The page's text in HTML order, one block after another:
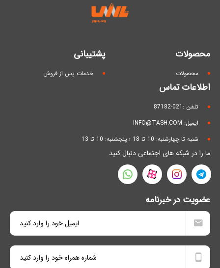
محصولات
محصولات
پشتیبانی
خدمات پس از فروش
اطلاعات تماس
تلفن :021-87182
ایمیل: INFO@TASH.COM
شنبه تا چهارشنبه: 10 تا 18 ؛ پنجشنبه: 10 تا 13
ما را در شبکه های اجتماعی دنبال کنید
عضویت در خبرنامه